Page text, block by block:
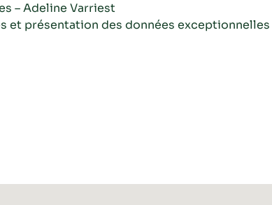
– Adeline Varriest
et présentation des données